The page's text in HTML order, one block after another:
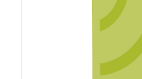
AGGIUNGI AL